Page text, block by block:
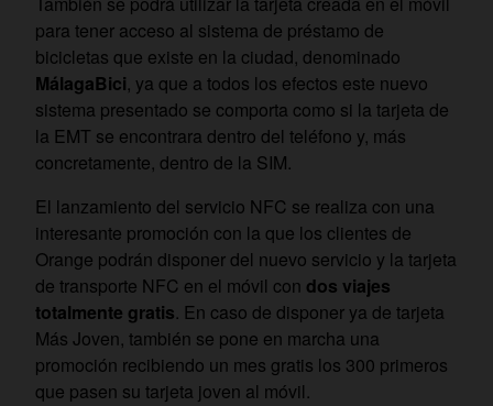
para tener acceso al sistema de préstamo de
bicicletas que existe en la ciudad, denominado
MálagaBici, ya que a todos los efectos este nuevo
sistema presentado se comporta como si la tarjeta de
la EMT se encontrara dentro del teléfono y, más
concretamente, dentro de la SIM.
El lanzamiento del servicio NFC se realiza con una
interesante promoción con la que los clientes de
Orange podrán disponer del nuevo servicio y la tarjeta
de transporte NFC en el móvil con dos viajes
totalmente gratis. En caso de disponer ya de tarjeta
Más Joven, también se pone en marcha una
promoción recibiendo un mes gratis los 300 primeros
que pasen su tarjeta joven al móvil.